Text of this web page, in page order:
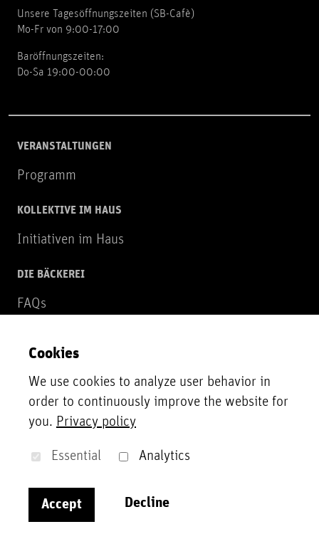
Unsere Tagesöffnungszeiten (SB-Cafè)
Mo-Fr von 9:00-17:00
Baröffnungszeiten:
Do-Sa 19:00-00:00
VERANSTALTUNGEN
Programm
KOLLEKTIVE IM HAUS
Initiativen im Haus
DIE BÄCKEREI
FAQs
NEWSLETTER
Zur Newsletter Anmeldung
UNTERSTÜTZER*INNEN
Unsere Partner*innen, Fördergeber*innen und
Cookies
We use cookies to analyze user behavior in
order to continuously improve the website for
you. Privacy policy
Essential Analytics
Accept Decline